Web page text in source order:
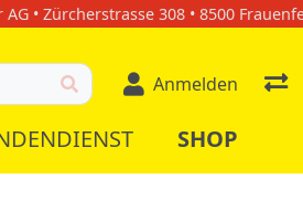
• Zürcherstrasse 308 • 8500
Anmelden
SHOP